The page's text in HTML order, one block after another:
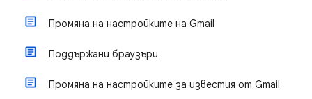
Промяна на настройките на Gmail
Поддържани браузъри
Промяна на настройките за известия от Gmail